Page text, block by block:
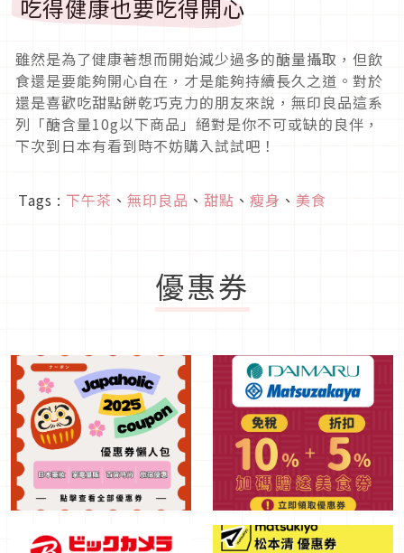
吃得健康也要吃得開心
雖然是為了健康著想而開始減少過多的醣量攝取，但飲
食還是要能夠開心自在，才是能夠持續長久之道。對於
還是喜歡吃甜點餅乾巧克力的朋友來說，無印良品這系
列「醣含量10g以下商品」絕對是你不可或缺的良伴，
下次到日本有看到時不妨購入試試吧！
Tags : 下午茶 、 無印良品 、 甜點 、 瘦身 、 美食
優惠券